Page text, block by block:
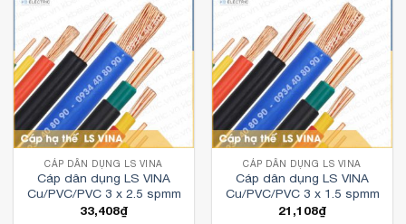
CÁP DÂN DỤNG LS VINA
Cáp dân dụng LS VINA
Cu/PVC/PVC 3 x 2.5 spmm
33,408₫
CÁP DÂN DỤNG LS VINA
Cáp dân dụng LS VINA
Cu/PVC/PVC 3 x 1.5 spmm
21,108₫